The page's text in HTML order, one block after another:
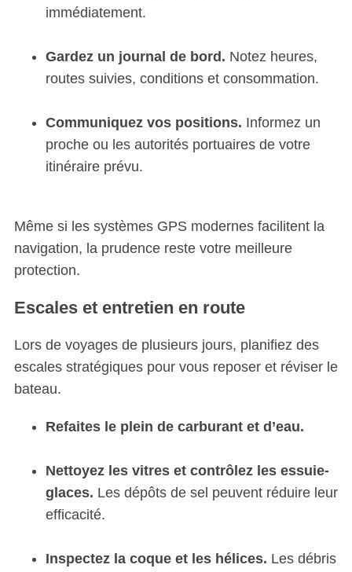
immédiatement.
Gardez un journal de bord. Notez heures,
routes suivies, conditions et consommation.
Communiquez vos positions. Informez un
proche ou les autorités portuaires de votre
itinéraire prévu.
Même si les systèmes GPS modernes facilitent la
navigation, la prudence reste votre meilleure
protection.
Escales et entretien en route
Lors de voyages de plusieurs jours, planifiez des
escales stratégiques pour vous reposer et réviser le
bateau.
Refaites le plein de carburant et d’eau.
Nettoyez les vitres et contrôlez les essuie-
glaces. Les dépôts de sel peuvent réduire leur
efficacité.
Inspectez la coque et les hélices. Les débris
r
f
o
: